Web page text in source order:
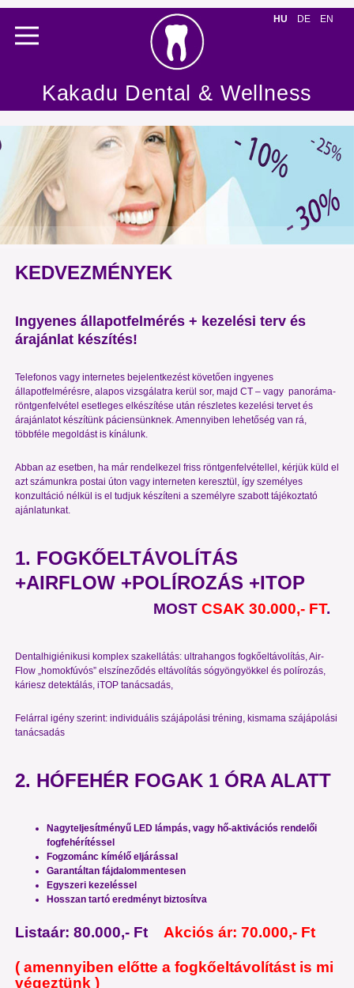
Kakadu Dental & Wellness
HU DE EN
KEDVEZMÉNYEK
Ingyenes állapotfelmérés + kezelési terv és
árajánlat készítés!
Telefonos vagy internetes bejelentkezést követően ingyenes
állapotfelmérésre, alapos vizsgálatra kerül sor, majd CT – vagy panoráma-
röntgenfelvétel esetleges elkészítése után részletes kezelési tervet és
árajánlatot készítünk páciensünknek. Amennyiben lehetőség van rá,
többféle megoldást is kínálunk.
Abban az esetben, ha már rendelkezel friss röntgenfelvétellel, kérjük küld el
azt számunkra postai úton vagy interneten keresztül, így személyes
konzultáció nélkül is el tudjuk készíteni a személyre szabott tájékoztató
ajánlatunkat.
1. FOGKŐELTÁVOLÍTÁS
+AIRFLOW +POLÍROZÁS +ITOP
MOST CSAK 30.000,- FT.
Dentalhigiénikusi komplex szakellátás: ultrahangos fogkőeltávolítás, Air-
Flow „homokfúvós” elszíneződés eltávolítás sógyöngyökkel és polírozás,
káriesz detektálás, iTOP tanácsadás,
Felárral igény szerint: individuális szájápolási tréning, kismama szájápolási
tanácsadás
2. HÓFEHÉR FOGAK 1 ÓRA ALATT
Nagyteljesítményű LED lámpás, vagy hő-aktivációs rendelői
fogfehérítéssel
Fogzománc kímélő eljárással
Garantáltan fájdalommentesen
Egyszeri kezeléssel
Hosszan tartó eredményt biztosítva
Listaár: 80.000,- Ft Akciós ár: 70.000,- Ft
( amennyiben előtte a fogkőeltávolítást is mi
végeztünk )